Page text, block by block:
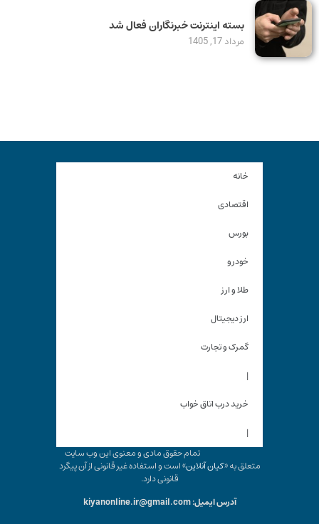
بسته اینترنت خبرنگاران فعال شد
مرداد 17, 1405
خانه
اقتصادی
بورس
خودرو
طلا و ارز
ارز دیجیتال
گمرک و تجارت
|
خرید درب اتاق خواب
|
تمام حقوق مادی و معنوی این وب سایت
متعلق به «کیان آنلاین» است و استفاده غیر قانونی از آن پیگرد
قانونی دارد.
آدرس ایمیل: kiyanonline.ir@gmail.com